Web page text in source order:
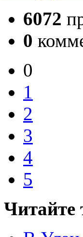
6072
0
0
1
2
3
4
5
Читайте